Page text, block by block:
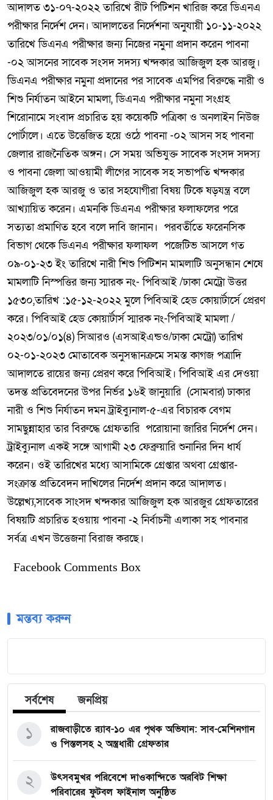
আদালত ৩১-০৭-২০২২ তারিখে রীট পিটিশন খারিজ করে ডিএনএ
পরীক্ষার নির্দেশ দেন। আদালতের নির্দেশনা অনুযায়ী ১০-১১-২০২২
তারিখে ডিএনএ পরীক্ষার জন্য নিজের নমুনা প্রদান করেন পাবনা
-০২ আসনের সাবেক সংসদ সদস্য খন্দকার আজিজুল হক আরজু।
ডিএনএ পরীক্ষার নমুনা প্রদানের পর সাবেক এমপির বিরুদ্ধে নারী ও
শিশু নির্যাতন আইনে মামলা, ডিএনএ পরীক্ষার নমুনা সংগ্রহ
শিরোনামে সংবাদ প্রচারিত হয় কয়েকটি পত্রিকা ও অনলাইন নিউজ
পোর্টালে। এতে উত্তেজিত হয়ে ওঠে পাবনা -০২ আসন সহ পাবনা
জেলার রাজনৈতিক অঙ্গন। সে সময় অভিযুক্ত সাবেক সংসদ সদস্য
ও পাবনা জেলা আওয়ামী লীগের সাবেক সহ সভাপতি খন্দকার
আজিজুল হক আরজু ও তার সহযোগীরা বিষয় টিকে ষড়যন্ত্র বলে
আখ্যায়িত করেন। এমনকি ডিএনএ পরীক্ষার ফলাফলের পরে
সত্যতা প্রমাণিত হবে বলে দাবি জানান। পরবর্তীতে ফরেনসিক
বিভাগ থেকে ডিএনএ পরীক্ষার ফলাফল পজেটিভ আসলে গত
০৯-০১-২৩ ইং তারিখে নারী শিশু পিটিশন মামলাটি অনুসন্ধান শেষে
মামলাটি নিস্পত্তির জন্য স্মারক নং- পিবিআই /ঢাকা মেট্রো উত্তর
১৫৩০,তারিখ :১৫-১২-২০২২ মুলে পিবিআই হেড কোয়ার্টার্সে প্রেরণ
করে। পিবিআই হেড কোয়ার্টার্স স্মারক নং-পিবিআই মামলা /
২০২৩/০১/০১(৪) সিআরও (এসআইএন্ডও/ঢাকা মেট্রো) তারিখ
০২-০১-২০২৩ মোতাবেক অনুসন্ধানক্রমে সমস্ত কাগজ পত্রাদি
আদালতে রায়ের জন্য প্রেরণ করে পিবিআই। পিবিআই এর দেওয়া
তদন্ত প্রতিবেদনের উপর নির্ভর ১৬ই জানুয়ারি (সোমবার) ঢাকার
নারী ও শিশু নির্যাতন দমন ট্রাইব্যুনাল-৫-এর বিচারক বেগম
সামছুন্নাহার তার বিরুদ্ধে গ্রেফতারি পরোয়ানা জারির নির্দেশ দেন।
ট্রাইব্যুনাল একই সঙ্গে আগামী ২৩ ফেব্রুয়ারি শুনানির দিন ধার্য
করেন। ওই তারিখের মধ্যে আসামিকে গ্রেপ্তার অথবা গ্রেপ্তার-
সংক্রান্ত প্রতিবেদন দাখিলের নির্দেশ প্রদান করে আদালত।
উল্লেখ্য,সাবেক সাংসদ খন্দকার আজিজুল হক আরজুর গ্রেফতারের
বিষয়টি প্রচারিত হওয়ায় পাবনা -২ নির্বাচনী এলাকা সহ পাবনার
সর্বত্র এখন উত্তেজনা বিরাজ করছে।
Facebook Comments Box
মন্তব্য করুন
সর্বশেষ জনপ্রিয়
রাজবাড়ীতে র‍্যাব-১০ এর পৃথক অভিযান: সাব-মেশিনগান
ও পিস্তলসহ ২ অস্ত্রধারী গ্রেফতার
১
উৎসবমুখর পরিবেশে দাওকান্দিতে অরবিট শিক্ষা
পরিবারের ফুটবল ফাইনাল অনুষ্ঠিত
২